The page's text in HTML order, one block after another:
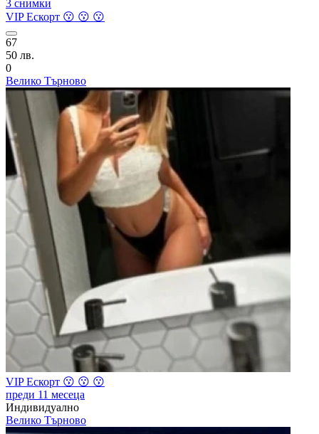
3 снимки
VIP Ескорт 😗 😗 😗
67
50 лв.
0
Велико Търново
VIP Ескорт 😗 😗 😗
преди 11 месеца
Индивидуално
Велико Търново